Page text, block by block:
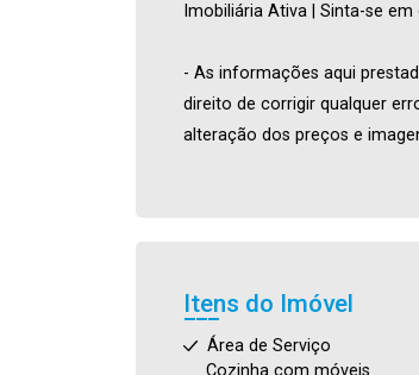
Imobiliária Ativa | Sinta-se em
- As informações aqui
direito de corrigir qualquer
alteração dos preços e
Itens do Imóvel
Área de Serviço
Cozinha com móveis